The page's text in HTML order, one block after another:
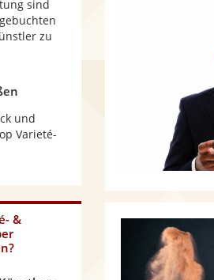
sind
zu
und
Varieté-
&